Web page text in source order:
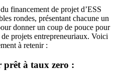
financement de projet d’ESS
rondes, présentant chacune un
donner un coup de pouce pour
projets entrepreneuriaux. Voici
à retenir :
prêt à taux zero :